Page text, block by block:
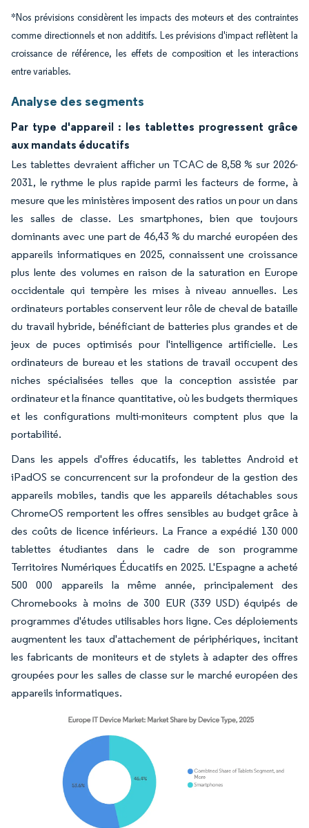
*Nos prévisions considèrent les impacts des moteurs et des contraintes
comme directionnels et non additifs. Les prévisions d'impact reflètent la
croissance de référence, les effets de composition et les interactions
entre variables.
Analyse des segments
Par type d'appareil : les tablettes progressent grâce
aux mandats éducatifs
Les tablettes devraient afficher un TCAC de 8,58 % sur 2026-
2031, le rythme le plus rapide parmi les facteurs de forme, à
mesure que les ministères imposent des ratios un pour un dans
les salles de classe. Les smartphones, bien que toujours
dominants avec une part de 46,43 % du marché européen des
appareils informatiques en 2025, connaissent une croissance
plus lente des volumes en raison de la saturation en Europe
occidentale qui tempère les mises à niveau annuelles. Les
ordinateurs portables conservent leur rôle de cheval de bataille
du travail hybride, bénéficiant de batteries plus grandes et de
jeux de puces optimisés pour l'intelligence artificielle. Les
ordinateurs de bureau et les stations de travail occupent des
niches spécialisées telles que la conception assistée par
ordinateur et la finance quantitative, où les budgets thermiques
et les configurations multi-moniteurs comptent plus que la
portabilité.
Dans les appels d'offres éducatifs, les tablettes Android et
iPadOS se concurrencent sur la profondeur de la gestion des
appareils mobiles, tandis que les appareils détachables sous
ChromeOS remportent les offres sensibles au budget grâce à
des coûts de licence inférieurs. La France a expédié 130 000
tablettes étudiantes dans le cadre de son programme
Territoires Numériques Éducatifs en 2025. L'Espagne a acheté
500 000 appareils la même année, principalement des
Chromebooks à moins de 300 EUR (339 USD) équipés de
programmes d'études utilisables hors ligne. Ces déploiements
augmentent les taux d'attachement de périphériques, incitant
les fabricants de moniteurs et de stylets à adapter des offres
groupées pour les salles de classe sur le marché européen des
appareils informatiques.